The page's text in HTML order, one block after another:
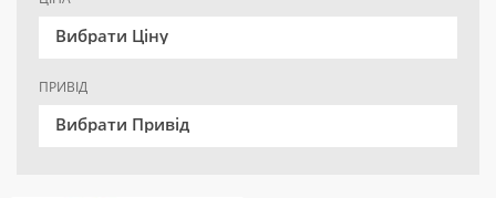
Вибрати Ціну
ПРИВІД
Вибрати Привід